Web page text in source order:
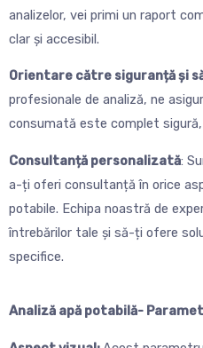
analizelor, vei primi un raport
clar și accesibil.
Orientare către siguranță și
profesionale de analiză, ne
consumată este complet
Consultanță personalizată:
a-ți oferi consultanță în orice
potabile. Echipa noastră de
întrebărilor tale și să-ți ofere
specifice.
Analiză apă potabilă-